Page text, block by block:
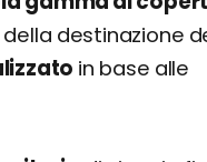
destinazione
in base alle